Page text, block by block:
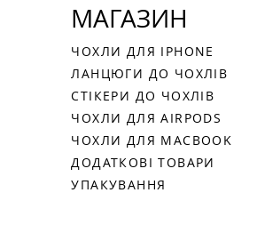
МАГАЗИН
ЧОХЛИ ДЛЯ IPHONE
ЛАНЦЮГИ ДО ЧОХЛІВ
СТІКЕРИ ДО ЧОХЛІВ
ЧОХЛИ ДЛЯ AIRPODS
ЧОХЛИ ДЛЯ MACBOOK
ДОДАТКОВІ ТОВАРИ
УПАКУВАННЯ